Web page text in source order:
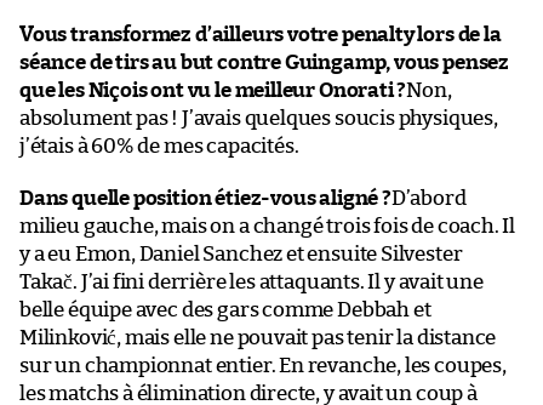
Vous transformez d’ailleurs votre penalty lors de la
séance de tirs au but contre Guingamp, vous pensez
que les Niçois ont vu le meilleur Onorati ?Non,
absolument pas ! J’avais quelques soucis physiques,
j’étais à 60% de mes capacités.
Dans quelle position étiez-vous aligné ?D’abord
milieu gauche, mais on a changé trois fois de coach. Il
y a eu Emon, Daniel Sanchez et ensuite Silvester
Takač. J’ai fini derrière les attaquants. Il y avait une
belle équipe avec des gars comme Debbah et
Milinković, mais elle ne pouvait pas tenir la distance
sur un championnat entier. En revanche, les coupes,
les matchs à élimination directe, y avait un coup à